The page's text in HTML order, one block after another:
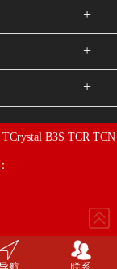
+
+
+
B3S TCR TCN